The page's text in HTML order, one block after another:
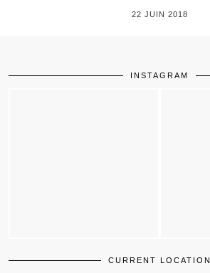
22 JUIN 2018
INSTAGRAM
CURRENT LOCATION